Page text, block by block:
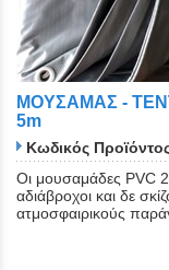
ΜΟΥΣΑΜΑΣ -
5m
Κωδικός
Οι μουσαμάδες PVC
αδιάβροχοι και δε
ατμοσφαιρικούς